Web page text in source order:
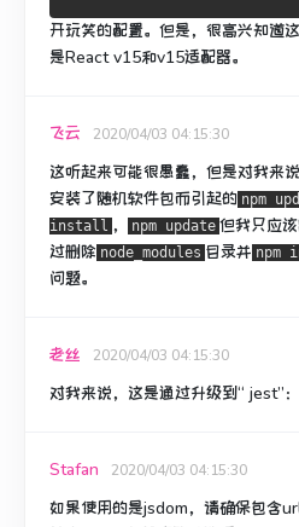
开玩笑的配置。 但是，很高兴知道
是React v15和v15适配器。
飞云 2020/04/03 04:15:30
这听起来可能很愚蠢，但是对我来
安装了随机软件包而引起的 npm
install ， npm update 但我只应
过删除 node_modules 目录并 npm
问题。
老丝 2020/04/03 04:15:30
对我来说，这是通过升级到“ jest”
Stafan 2020/04/03 04:15:30
如果使用的是jsdom，请确保包含url